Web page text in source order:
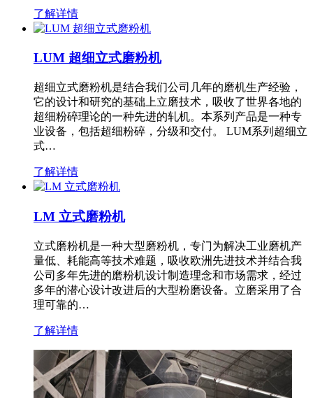
了解详情
LUM 超细立式磨粉机
超细立式磨粉机是结合我们公司几年的磨机生产经验，
它的设计和研究的基础上立磨技术，吸收了世界各地的
超细粉碎理论的一种先进的轧机。本系列产品是一种专
业设备，包括超细粉碎，分级和交付。 LUM系列超细立
式…
了解详情
LM 立式磨粉机
立式磨粉机是一种大型磨粉机，专门为解决工业磨机产
量低、耗能高等技术难题，吸收欧洲先进技术并结合我
公司多年先进的磨粉机设计制造理念和市场需求，经过
多年的潜心设计改进后的大型粉磨设备。立磨采用了合
理可靠的…
了解详情